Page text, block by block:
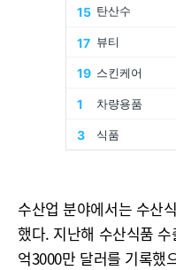
수산업 분야에서는 수산
했다. 지난해 수산식품
억3000만 달러를 기록했